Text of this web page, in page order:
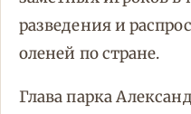
разведения и
оленей по стране.
Глава парка